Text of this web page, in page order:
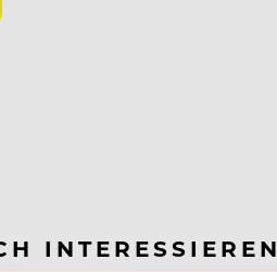
INTERESSIEREN